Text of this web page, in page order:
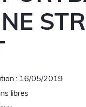
: 16/05/2019
libres